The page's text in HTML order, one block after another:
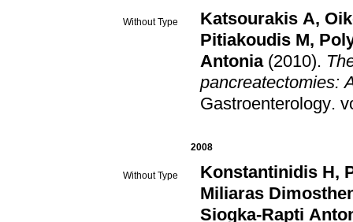
Without Type Katsourakis A,
Pitiakoudis M,
Antonia (2010).
pancreatectomies:
Gastroenterology.
2008
Without Type Konstantinidis H,
Miliaras
Siogka-Rapti